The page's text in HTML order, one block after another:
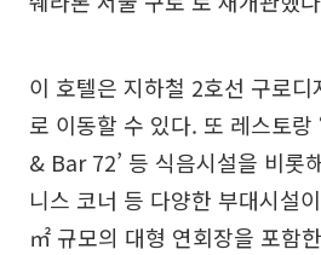
이 호텔은 지하철 2호선 구로
로 이동할 수 있다. 또 레스토랑
& Bar 72’ 등 식음시설을 비롯
니스 코너 등 다양한 부대시설
㎡ 규모의 대형 연회장을 포함